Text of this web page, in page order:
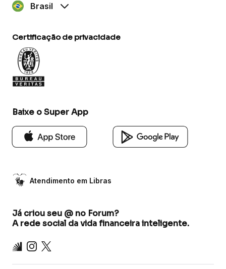
Brasil
Certificação de privacidade
Baixe o Super App
Atendimento em Libras
Já criou seu @ no Forum?
A rede social da vida financeira inteligente.
Inter Instagram
X